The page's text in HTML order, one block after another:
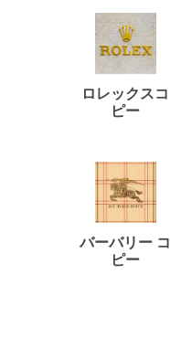
ロレックスコ
ピー
バーバリー コ
ピー